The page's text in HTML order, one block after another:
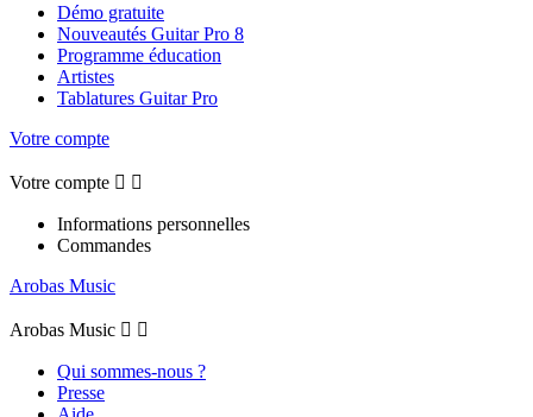
Démo gratuite
Nouveautés Guitar Pro 8
Programme éducation
Artistes
Tablatures Guitar Pro
Votre compte
Votre compte  
Informations personnelles
Commandes
Arobas Music
Arobas Music  
Qui sommes-nous ?
Presse